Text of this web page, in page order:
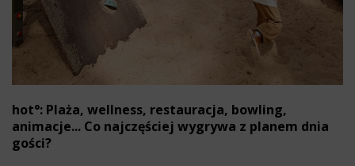
hot°: Plaża, wellness, restauracja, bowling,
animacje... Co najczęściej wygrywa z planem dnia
gości?